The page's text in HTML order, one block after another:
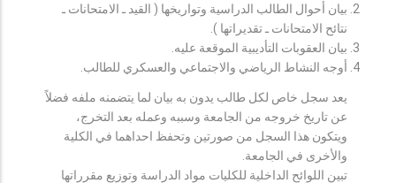
بيان أحوال الطالب الدراسية وتواريخها ( القيد ـ الامتحانات ـ
نتائح الامتحانات ـ تقديراتها ).
بيان العقوبات التأديبية الموقعة عليه.
أوجه النشاط الرياضي والاجتماعي والعسكري للطالب.
يعد سجل خاص لكل طالب يدون به بيان لما يتضمنه ملفه فضلاً
عن تاريخ خروجه من الجامعة وسببه وعمله بعد التخرج،
ويتكون هذا السجل من صورتين وتحفظ احداهما في الكلية
والأخرى في الجامعة.
تبين اللوائح الداخلية للكليات مواد الدراسة وتوزيع مقرراتها